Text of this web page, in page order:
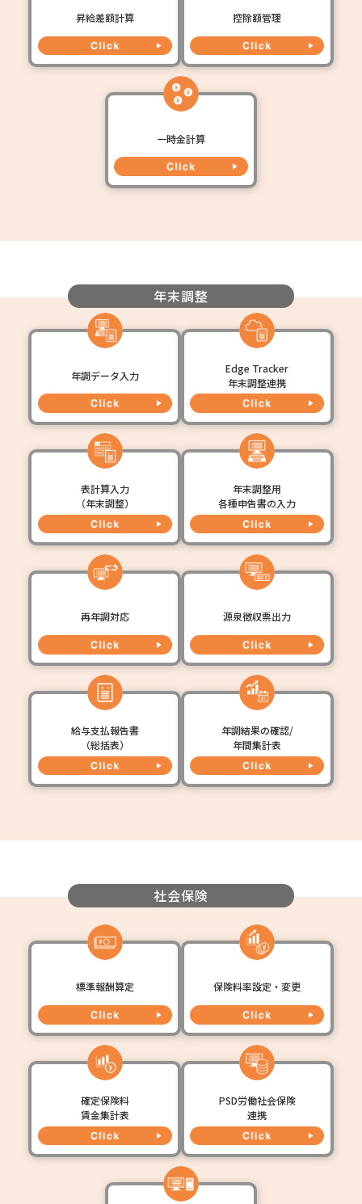
昇給差額計算 控除額管理
一時金計算
年末調整
年調データ入力
Edge Tracker
年末調整連携
表計算入力
（年末調整）
年末調整用
各種申告書の入力
再年調対応 源泉徴収票出力
給与支払報告書
（総括表）
年調結果の確認/
年間集計表
社会保険
標準報酬算定 保険料率設定・変更
確定保険料
賃金集計表
PSD労働社会保険
連携